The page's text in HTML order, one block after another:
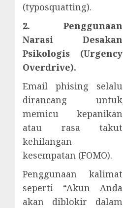
(typosquatting).
2. Penggunaan
Narasi Desakan
Psikologis (Urgency
Overdrive).
Email phising selalu
dirancang untuk
memicu kepanikan
atau rasa takut
kehilangan
kesempatan (FOMO).
Penggunaan kalimat
seperti “Akun Anda
akan diblokir dalam